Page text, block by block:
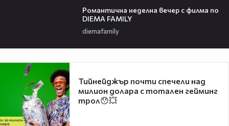
Романтичнa неделна вечер с филма по
DIEMA FAMILY
diemafamily
Тийнейджър почти спечели над
милион долара с тотален гейминг
трол😯💥